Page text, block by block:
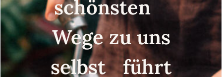
schönsten
Wege zu uns
selbst führt